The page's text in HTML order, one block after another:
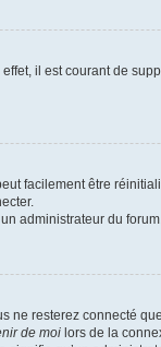
il est courant de
facilement être
administrateur du
ne resterez connecté
de moi lors de la